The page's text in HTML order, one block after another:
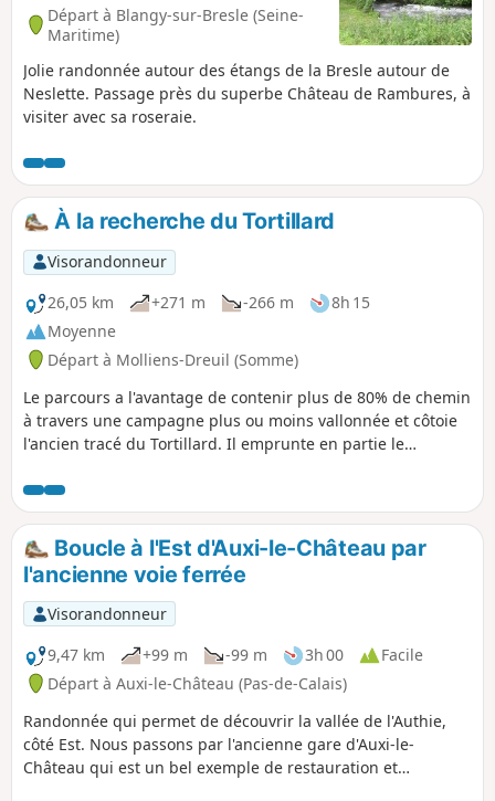
Départ à Blangy-sur-Bresle (Seine-
Maritime)
Jolie randonnée autour des étangs de la Bresle autour de
Neslette. Passage près du superbe Château de Rambures, à
visiter avec sa roseraie.
À la recherche du Tortillard
Visorandonneur
26,05 km
+271 m -266 m
8h 15
Moyenne
Départ à Molliens-Dreuil (Somme)
Le parcours a l'avantage de contenir plus de 80% de chemin
à travers une campagne plus ou moins vallonnée et côtoie
l'ancien tracé du Tortillard. Il emprunte en partie le
Boucle à l'Est d'Auxi-le-Château par
l'ancienne voie ferrée
Visorandonneur
9,47 km
+99 m -99 m 3h 00
Facile
Départ à Auxi-le-Château (Pas-de-Calais)
Randonnée qui permet de découvrir la vallée de l'Authie,
côté Est. Nous passons par l'ancienne gare d'Auxi-le-
Château qui est un bel exemple de restauration et